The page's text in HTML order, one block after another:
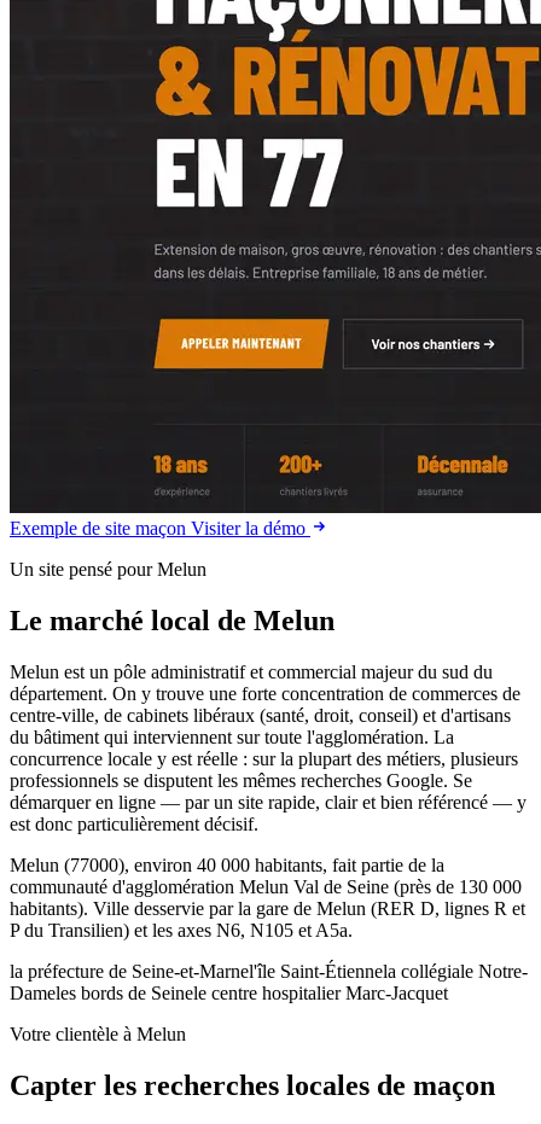
Exemple de site maçon Visiter la démo
Un site pensé pour Melun
Le marché local de Melun
Melun est un pôle administratif et commercial majeur du sud du
département. On y trouve une forte concentration de commerces de
centre-ville, de cabinets libéraux (santé, droit, conseil) et d'artisans
du bâtiment qui interviennent sur toute l'agglomération. La
concurrence locale y est réelle : sur la plupart des métiers, plusieurs
professionnels se disputent les mêmes recherches Google. Se
démarquer en ligne — par un site rapide, clair et bien référencé — y
est donc particulièrement décisif.
Melun (77000), environ 40 000 habitants, fait partie de la
communauté d'agglomération Melun Val de Seine (près de 130 000
habitants). Ville desservie par la gare de Melun (RER D, lignes R et
P du Transilien) et les axes N6, N105 et A5a.
la préfecture de Seine-et-Marnel'île Saint-Étiennela collégiale Notre-
Dameles bords de Seinele centre hospitalier Marc-Jacquet
Votre clientèle à Melun
Capter les recherches locales de maçon